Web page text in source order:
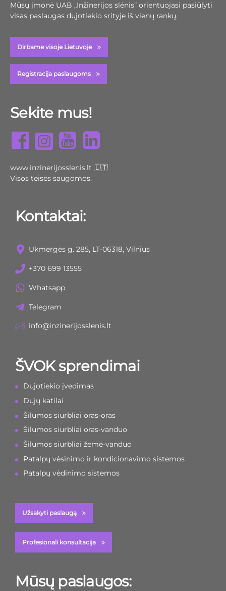
Mūsų įmonė UAB „Inžinerijos slėnis” orientuojasi pasiūlyti
visas paslaugas dujotiekio srityje iš vienų rankų.
Dirbame visoje Lietuvoje
Registracija paslaugoms
Sekite mus!
www.inzinerijosslenis.lt 🇱🇹
Visos teisės saugomos.
Kontaktai:
Ukmergės g. 285, LT-06318, Vilnius
+370 699 13555
Whatsapp
Telegram
info@inzinerijosslenis.lt
ŠVOK sprendimai
Dujotiekio įvedimas
Dujų katilai
Šilumos siurbliai oras-oras
Šilumos siurbliai oras-vanduo
Šilumos siurbliai žemė-vanduo
Patalpų vėsinimo ir kondicionavimo sistemos
Patalpų vėdinimo sistemos
Užsakyti paslaugą
Profesionali konsultacija
Mūsų paslaugos: